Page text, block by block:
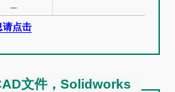
请点击
文件， Solidworks